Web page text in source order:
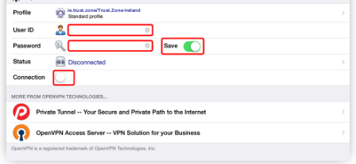
ie.trust.zone/Trust.Zone-Ireland